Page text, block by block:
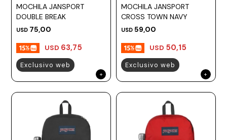
MOCHILA JANSPORT
DOUBLE BREAK
USD 75,00
USD 63,75
Exclusivo web
MOCHILA JANSPORT
CROSS TOWN NAVY
USD 59,00
USD 50,15
Exclusivo web